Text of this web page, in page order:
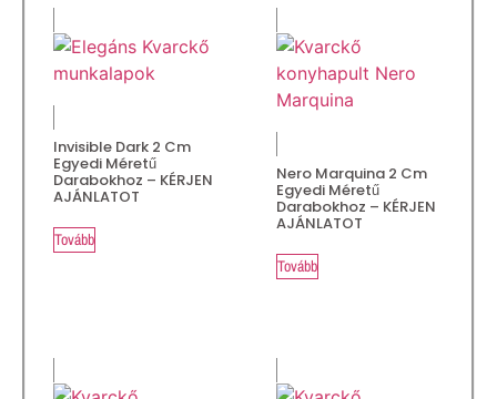
Invisible Dark 2 Cm
Egyedi Méretű
Darabokhoz – KÉRJEN
AJÁNLATOT
Tovább
Nero Marquina 2 Cm
Egyedi Méretű
Darabokhoz – KÉRJEN
AJÁNLATOT
Tovább